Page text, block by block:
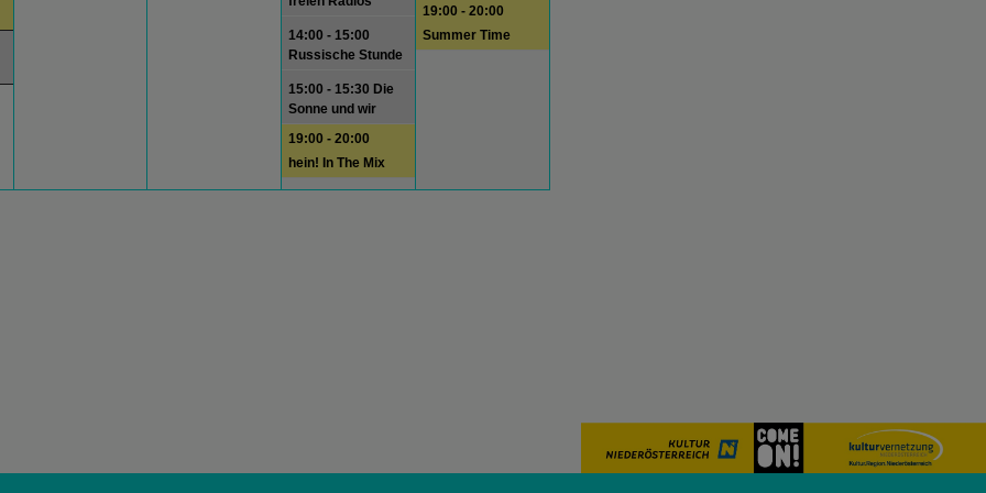
14:00 - 15:00
Russische Stunde
15:00 - 15:30 Die
Sonne und wir
19:00 - 20:00
hein! In The Mix
19:00 - 20:00
Summer Time